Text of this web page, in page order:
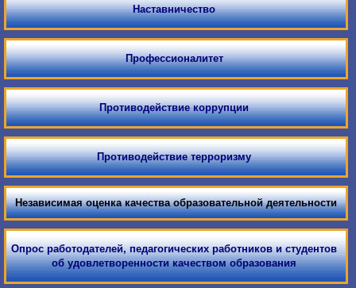
Наставничество
Профессионалитет
Противодействие коррупции
Противодействие терроризму
Независимая оценка качества образовательной деятельности
Опрос работодателей, педагогических работников и студентов
об удовлетворенности качеством образования